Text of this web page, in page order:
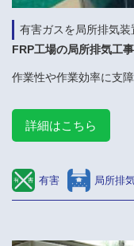
有害ガスを局所排気装
FRP工場の局所排気工事
作業性や作業効率に支
詳細はこちら
有害 局所排